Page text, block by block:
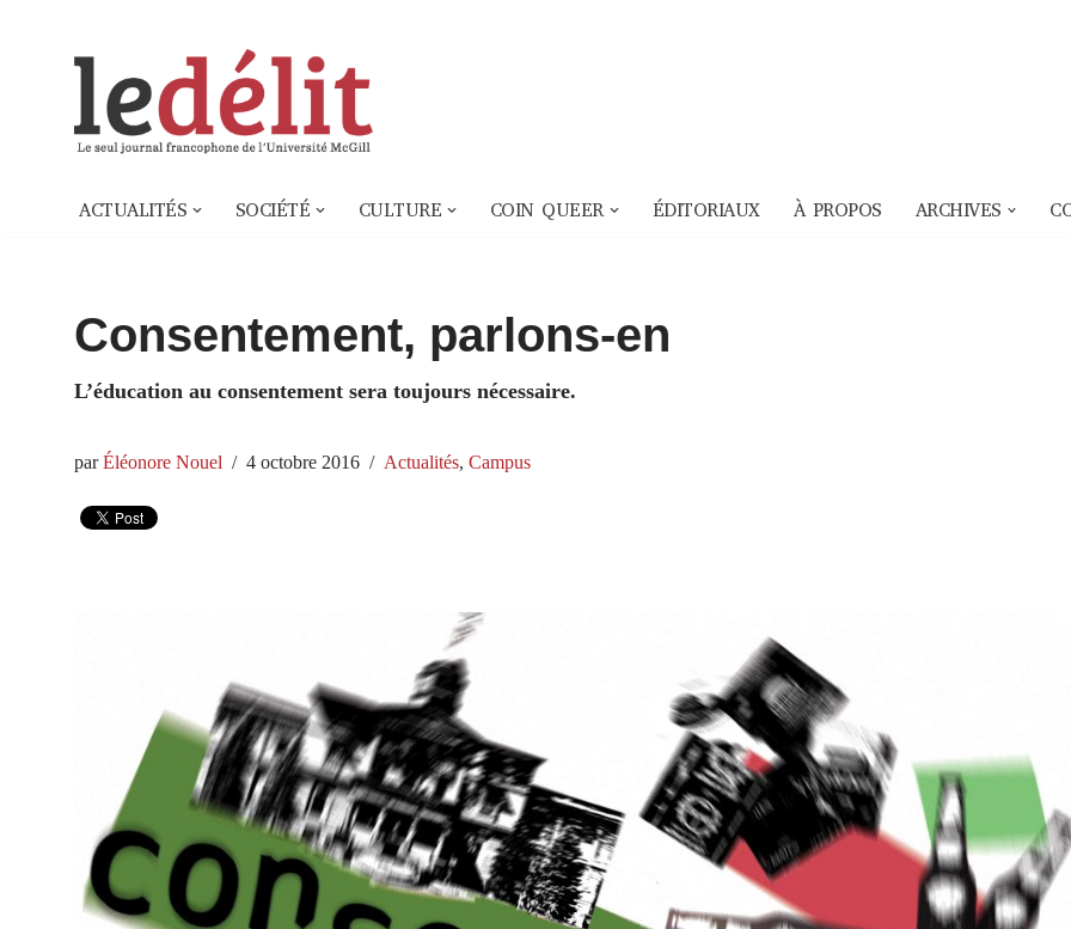
ACTUALITÉS SOCIÉTÉ CULTURE COIN QUEER ÉDITORIAUX À PROPOS ARCHIVES
Consentement, parlons-en
L’éducation au consentement sera toujours nécessaire.
parÉléonore Nouel 4 octobre 2016 Actualités, Campus